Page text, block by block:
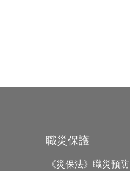
職災保護
《災保法》職災預防